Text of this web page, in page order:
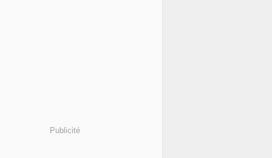
Publicité